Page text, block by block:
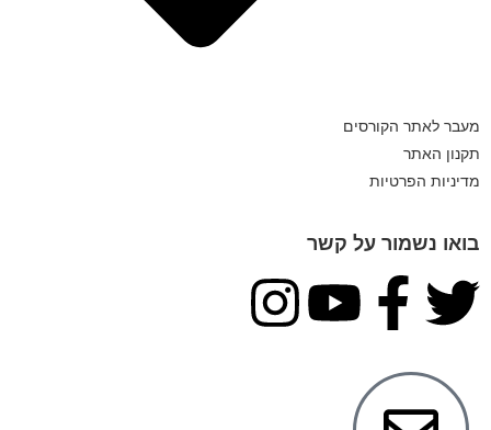
מעבר לאתר הקורסים
תקנון האתר
מדיניות הפרטיות
בואו נשמור על קשר